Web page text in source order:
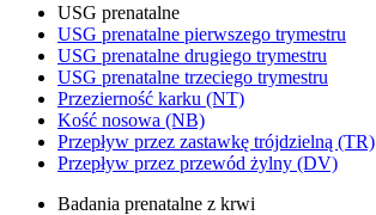
USG prenatalne
USG prenatalne pierwszego trymestru
USG prenatalne drugiego trymestru
USG prenatalne trzeciego trymestru
Przezierność karku (NT)
Kość nosowa (NB)
Przepływ przez zastawkę trójdzielną (TR)
Przepływ przez przewód żylny (DV)
Badania prenatalne z krwi